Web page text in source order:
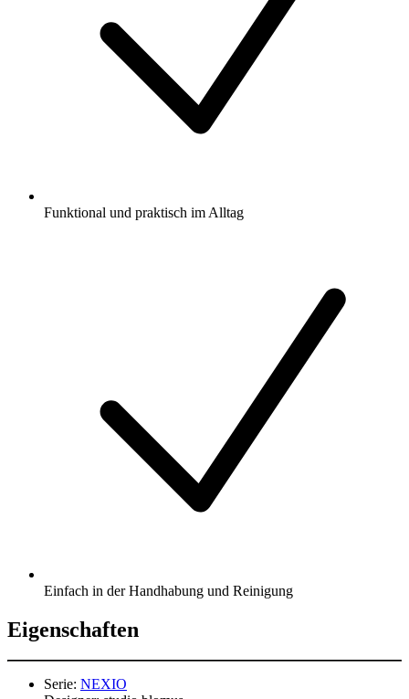
Funktional und praktisch im Alltag
Einfach in der Handhabung und Reinigung
Eigenschaften
Serie: NEXIO